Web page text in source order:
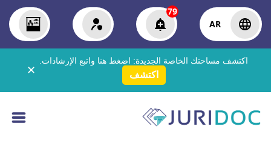
AR
79
اكتشف مساحتك الخاصة الجديدة: اضغط هنا واتبع الإرشادات.
اكتشف ✕